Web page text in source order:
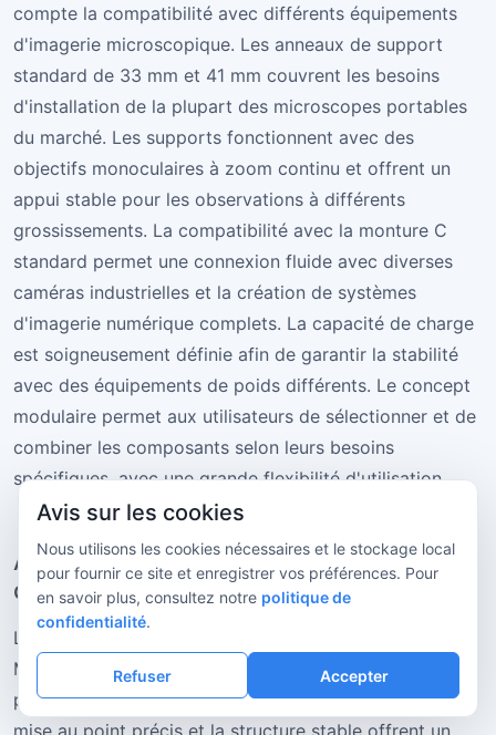
compte la compatibilité avec différents équipements
d'imagerie microscopique. Les anneaux de support
standard de 33 mm et 41 mm couvrent les besoins
d'installation de la plupart des microscopes portables
du marché. Les supports fonctionnent avec des
objectifs monoculaires à zoom continu et offrent un
appui stable pour les observations à différents
grossissements. La compatibilité avec la monture C
standard permet une connexion fluide avec diverses
caméras industrielles et la création de systèmes
d'imagerie numérique complets. La capacité de charge
est soigneusement définie afin de garantir la stabilité
avec des équipements de poids différents. Le concept
modulaire permet aux utilisateurs de sélectionner et de
combiner les composants selon leurs besoins
spécifiques, avec une grande flexibilité d'utilisation.
Adaptabilité à de nombreux scénarios
d'application
La philosophie de conception des supports portables
M-SD-HM illustre pleinement l'intérêt d'un équipement
polyvalent. En recherche de laboratoire, le système de
mise au point précis et la structure stable offrent un
Avis sur les cookies
Nous utilisons les cookies nécessaires et le stockage local
pour fournir ce site et enregistrer vos préférences. Pour
en savoir plus, consultez notre politique de
confidentialité.
Refuser Accepter